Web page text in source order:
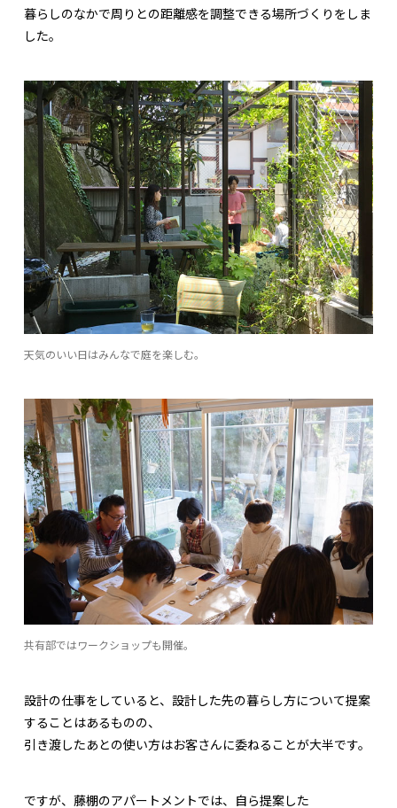
暮らしのなかで周りとの距離感を調整できる場所づくりをしま
した。
天気のいい日はみんなで庭を楽しむ。
共有部ではワークショップも開催。
設計の仕事をしていると、設計した先の暮らし方について提案
することはあるものの、
引き渡したあとの使い方はお客さんに委ねることが大半です。
ですが、藤棚のアパートメントでは、自ら提案した